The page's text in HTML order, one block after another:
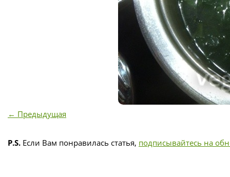
← Предыдущая
P.S. Если Вам понравилась статья, подписывайтесь на